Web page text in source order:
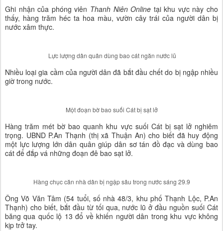
Ghi nhận của phóng viên Thanh Niên Online tại khu vực này cho
thấy, hàng trăm héc ta hoa màu, vườn cây trái của người dân bị
nước xâm thực.
Lực lượng dân quân dùng bao cát ngăn nước lũ
Nhiều loại gia cầm của người dân đã bắt đầu chết do bị ngập nhiều
giờ trong nước.
Một đoạn bờ bao suối Cát bị sạt lở
Hàng trăm mét bờ bao quanh khu vực suối Cát bị sạt lở nghiêm
trọng. UBND P.An Thạnh (thị xã Thuận An) cho biết đã huy động
một lực lượng lớn dân quân giúp dân sơ tán đồ đạc và dùng bao
cát để đắp vá những đoạn đê bao sạt lở.
Hàng chục căn nhà dân bị ngập sâu trong nước sáng 29.9
Ông Võ Văn Tâm (54 tuổi, số nhà 48/3, khu phố Thạnh Lộc, P.An
Thạnh) cho biết, bắt đầu từ tối qua, nước lũ ở đầu nguồn suối Cát
băng qua quốc lộ 13 đổ về khiến người dân trong khu vực không
kịp trở tay.